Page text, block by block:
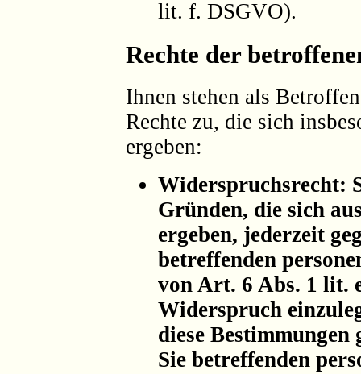
lit. f. DSGVO).
Rechte der
Ihnen stehen als
Rechte zu, die sich
ergeben:
Widerspruchsrecht:
Gründen, die sich
ergeben, jederzeit
betreffenden
von Art. 6 Abs. 1 lit.
Widerspruch
diese
Sie betreffenden